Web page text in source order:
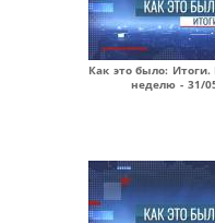
Как это было: Итоги.
неделю - 31/